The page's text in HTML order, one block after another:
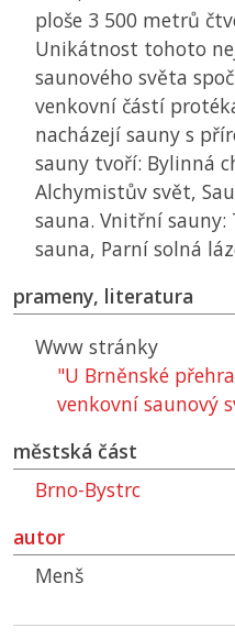
ploše 3 500 metrů
Unikátnost tohoto
saunového světa
venkovní částí
nacházejí sauny s
sauny tvoří: Bylinná
Alchymistův svět,
sauna. Vnitřní sauny:
sauna, Parní solná
prameny, literatura
Www stránky
"U Brněnské
venkovní saunový
městská část
Brno-Bystrc
autor
Menš